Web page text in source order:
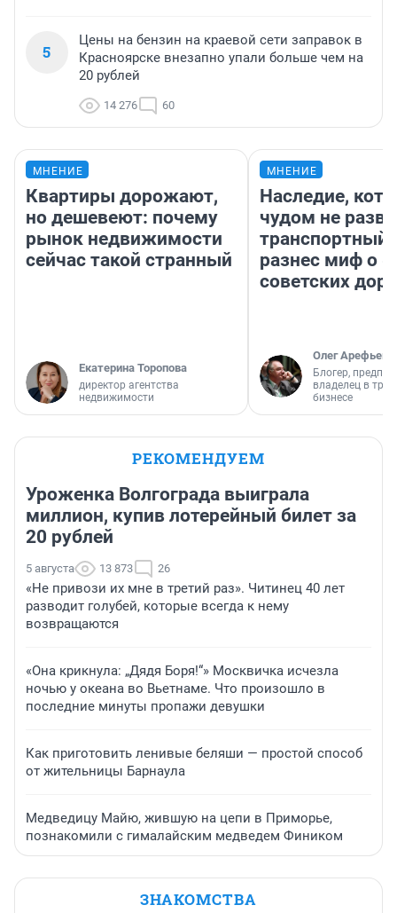
5
Цены на бензин на краевой сети заправок в
Красноярске внезапно упали больше чем на
20 рублей
14 276 60
МНЕНИЕ
Квартиры дорожают,
но дешевеют: почему
рынок недвижимости
сейчас такой странный
Екатерина Торопова
директор агентства
недвижимости
МНЕНИЕ
Наследие,
чудом не
транспортный
разнес миф о
советских
Олег Арефьев
Блогер,
владелец в
бизнесе
РЕКОМЕНДУЕМ
Уроженка Волгограда выиграла
миллион, купив лотерейный билет за
20 рублей
5 августа 13 873 26
«Не привози их мне в третий раз». Читинец 40 лет
разводит голубей, которые всегда к нему
возвращаются
«Она крикнула: „Дядя Боря!“» Москвичка исчезла
ночью у океана во Вьетнаме. Что произошло в
последние минуты пропажи девушки
Как приготовить ленивые беляши — простой способ
от жительницы Барнаула
Медведицу Майю, жившую на цепи в Приморье,
познакомили с гималайским медведем Фиником
ЗНАКОМСТВА